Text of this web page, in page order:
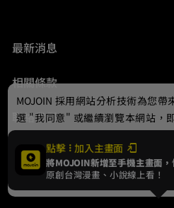
最新消息
相關條款
聯絡我們
© 2024 gamania Digital
點擊 加入主畫面
將MOJOIN新增至手機主畫面，
原創台灣漫畫、小說線上看！
MOJOIN 採用網站分析技術為您帶
選 "我同意" 或繼續瀏覽本網站，
Cookie，欲瞭解更多資訊請見隱私
我同意